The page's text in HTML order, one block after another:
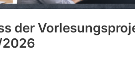
der